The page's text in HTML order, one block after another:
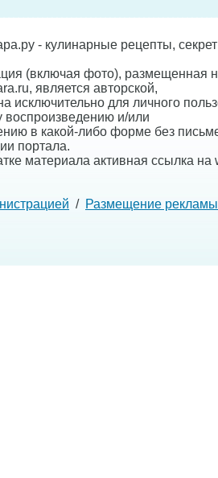
- кулинарные рецепты,
(включая фото), размещенная
является авторской,
исключительно для личного
и/или
в какой-либо форме без
портала.
материала активная ссылка на
/ Размещение рекламы